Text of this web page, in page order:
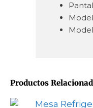
Productos